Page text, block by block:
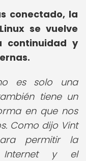
conectado, la
se vuelve
continuidad y
es solo una
tiene un
en que nos
Como dijo Vint
permitir la
Internet y el